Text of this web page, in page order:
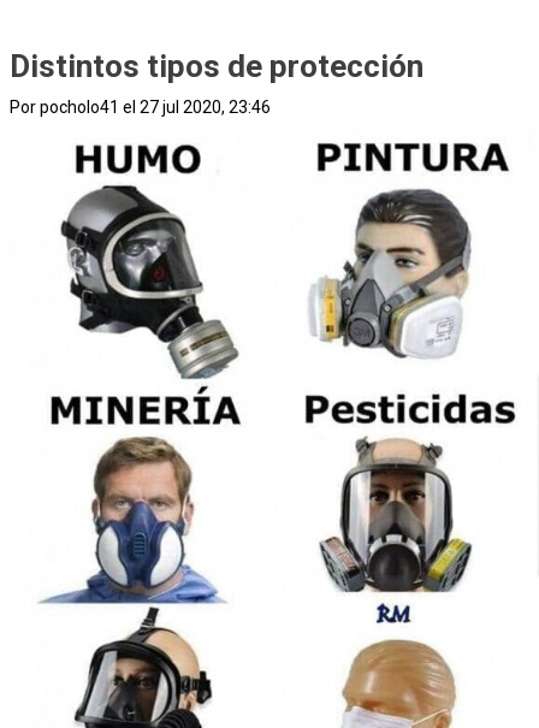
Distintos tipos de protección
Por pocholo41 el 27 jul 2020, 23:46